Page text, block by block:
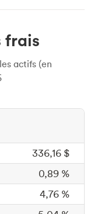
frais
actifs (en
336,16 $
0,89 %
4,76 %